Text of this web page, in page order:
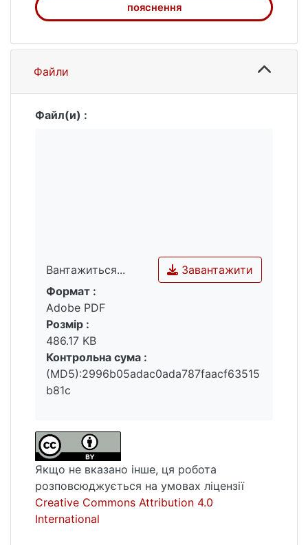
пояснення
Файли
Файл(и) :
Вантажиться...
Вантажиться...
Завантажити
Формат :
Adobe PDF
Розмір :
486.17 KB
Контрольна сума :
(MD5):2996b05adac0ada787faacf63515
b81c
Якщо не вказано інше, ця робота
розповсюджується на умовах ліцензії
Creative Commons Attribution 4.0
International